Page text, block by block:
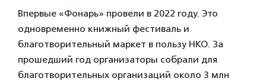
Впервые «Фонарь» провели в 2022 году. Это
одновременно книжный фестиваль и
благотворительный маркет в пользу НКО. За
прошедший год организаторы собрали для
благотворительных организаций около 3 млн